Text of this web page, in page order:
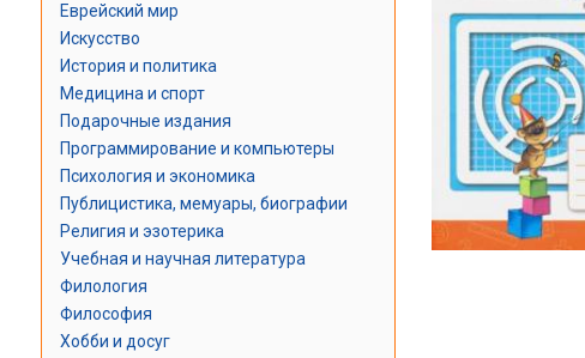
Еврейский мир
Искусство
История и политика
Медицина и спорт
Подарочные издания
Программирование и компьютеры
Психология и экономика
Публицистика, мемуары, биографии
Религия и эзотерика
Учебная и научная литература
Филология
Философия
Хобби и досуг